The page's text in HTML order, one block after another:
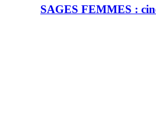
SAGES FEMMES :